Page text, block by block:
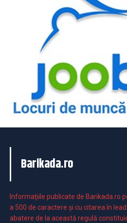
Barikada.ro
Informaţiile publicate de Barikada.ro
a 500 de caractere şi cu citarea în
abatere de la această regulă